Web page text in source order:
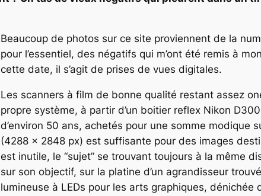
Beaucoup de photos sur ce site proviennent de la
pour l’essentiel, des négatifs qui m’ont été remis à
cette date, il s’agit de prises de vues digitales.
Les scanners à film de bonne qualité restant assez
propre système, à partir d’un boitier reflex Nikon
d’environ 50 ans, achetés pour une somme modique
(4288 x 2848 px) est suffisante pour des images
est inutile, le “sujet” se trouvant toujours à la même
sur son objectif, sur la platine d’un agrandisseur
lumineuse à LEDs pour les arts graphiques,